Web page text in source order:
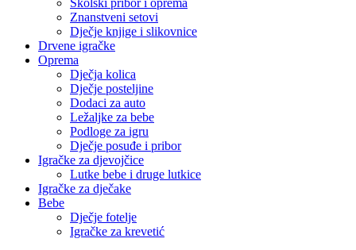
Znanstveni setovi
Dječje knjige i slikovnice
Drvene igračke
Oprema
Dječja kolica
Dječje posteljine
Dodaci za auto
Ležaljke za bebe
Podloge za igru
Dječje posuđe i pribor
Igračke za djevojčice
Lutke bebe i druge lutkice
Igračke za dječake
Bebe
Dječje fotelje
Igračke za krevetić